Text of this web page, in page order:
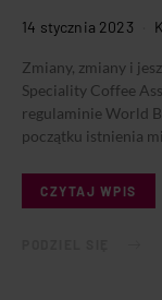
14 stycznia 2023
Zmiany, zmiany i
Speciality Coffee
regulaminie World
początku istnienia
CZYTAJ WPIS